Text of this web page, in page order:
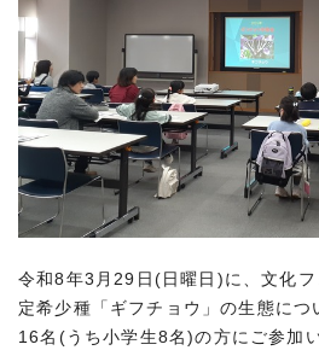
令和8年3月29日(日曜日)に、文化
定希少種「ギフチョウ」の生態につ
16名(うち小学生8名)の方にご参加